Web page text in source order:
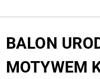
BALON
MOTYWEM